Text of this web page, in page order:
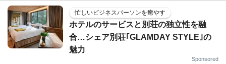
忙しいビジネスパーソンを癒やす
ホテルのサービスと別荘の独立性を融
合…シェア別荘｢GLAMDAY STYLE｣の
魅力
Sponsored